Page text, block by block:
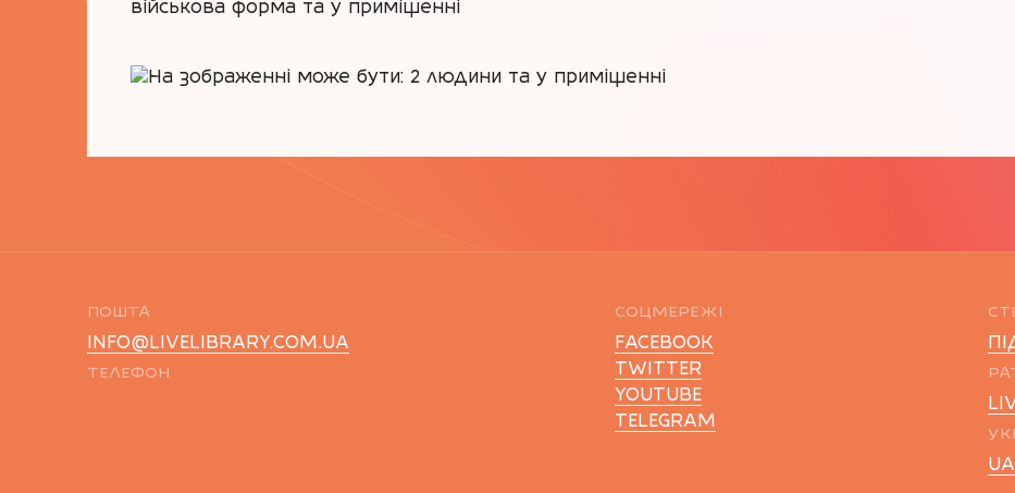
ПОШТА
INFO@LIVELIBRARY.COM.UA
ТЕЛЕФОН
СОЦМЕРЕЖІ
FACEBOOK
TWITTER
YOUTUBE
TELEGRAM